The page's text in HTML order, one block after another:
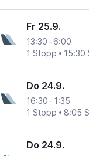
Fr 25.9.
13:30 - 6:00
1 Stopp
15:30
Do 24.9.
16:30 - 1:35
1 Stopp
8:05
Do 24.9.